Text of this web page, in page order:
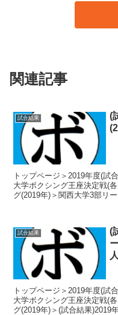
関連記事
試合結果
(
トップページ＞2019年度(試
大学ボクシング王座決定戦(
グ(2019年)＞関西大学3部リ
試合結果
(
トップページ＞2019年度(試
大学ボクシング王座決定戦(
グ(2019年)＞(試合結果)2019